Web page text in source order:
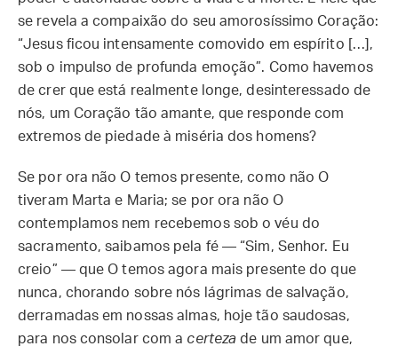
se revela a compaixão do seu amorosíssimo Coração:
“Jesus ficou intensamente comovido em espírito […],
sob o impulso de profunda emoção”. Como havemos
de crer que está realmente longe, desinteressado de
nós, um Coração tão amante, que responde com
extremos de piedade à miséria dos homens?
Se por ora não O temos presente, como não O
tiveram Marta e Maria; se por ora não O
contemplamos nem recebemos sob o véu do
sacramento, saibamos pela fé — “Sim, Senhor. Eu
creio” — que O temos agora mais presente do que
nunca, chorando sobre nós lágrimas de salvação,
derramadas em nossas almas, hoje tão saudosas,
para nos consolar com a certeza de um amor que,